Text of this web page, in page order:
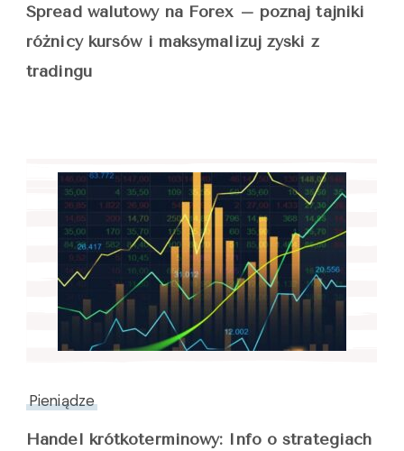
Spread walutowy na Forex – poznaj tajniki
różnicy kursów i maksymalizuj zyski z
tradingu
Pieniądze
Handel krótkoterminowy: Info o strategiach